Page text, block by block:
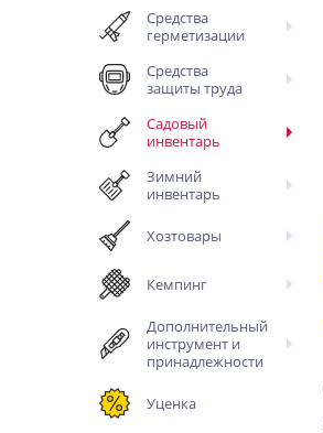
Средства
герметизации
Средства
защиты труда
Садовый
инвентарь
Зимний
инвентарь
Хозтовары
Кемпинг
Дополнительный
инструмент и
принадлежности
Уценка